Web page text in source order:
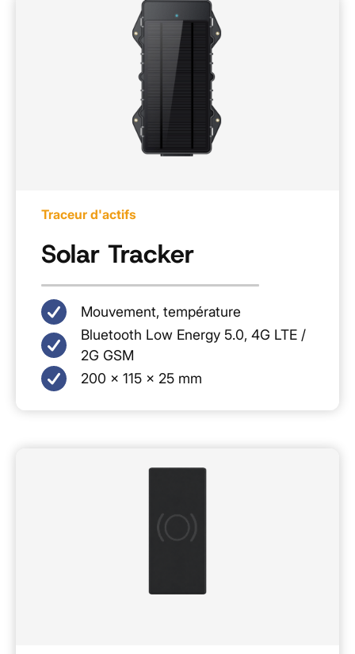
Traceur d'actifs
Solar Tracker
Mouvement, température
Bluetooth Low Energy 5.0, 4G LTE /
2G GSM
200 x 115 x 25 mm